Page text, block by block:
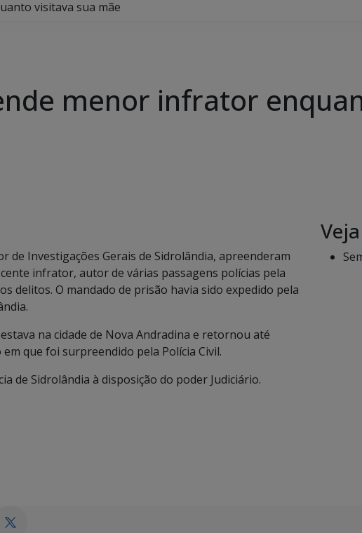
visitava sua mãe
menor infrator
de Investigações Gerais de Sidrolândia, apreenderam
infrator, autor de várias passagens polícias pela
delitos. O mandado de prisão havia sido expedido pela
na cidade de Nova Andradina e retornou até
que foi surpreendido pela Polícia Civil.
de Sidrolândia à disposição do poder Judiciário.